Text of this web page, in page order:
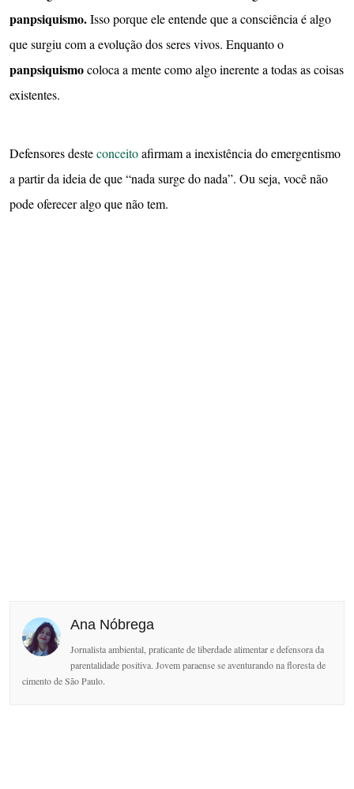
panpsiquismo.Isso porque ele entende que a consciência é algo
que surgiu com a evolução dos seres vivos. Enquanto o
panpsiquismocoloca a mente como algo inerente a todas as coisas
existentes.
Defensores desteconceitoafirmam a inexistência do emergentismo
a partir da ideia de que “nada surge do nada”. Ou seja, você não
pode oferecer algo que não tem.
Ana Nóbrega
Jornalista ambiental, praticante de liberdade alimentar e defensora da
parentalidade positiva. Jovem paraense se aventurando na floresta de
cimento de São Paulo.